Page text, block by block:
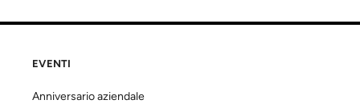
EVENTI
Anniversario aziendale